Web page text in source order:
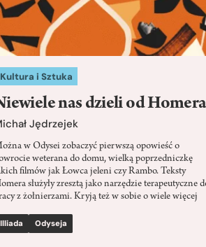
Kultura i Sztuka
nas dzieli od Homera
Jędrzejek
w Odysei zobaczyć pierwszą opowieść o
weterana do domu, wielką poprzedniczkę
filmów jak Łowca jeleni czy Rambo. Teksty
służyły zresztą jako narzędzie terapeutyczne
z żołnierzami. Kryją też w sobie o wiele więcej
Illiada Odyseja